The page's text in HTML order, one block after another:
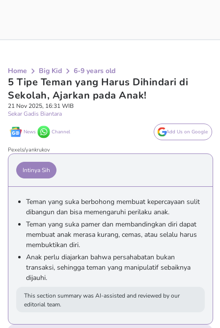
Home Big Kid 6-9 years old
5 Tipe Teman yang Harus Dihindari di
Sekolah, Ajarkan pada Anak!
21 Nov 2025, 16:31 WIB
Sekar Gadis Biantara
News Channel Add Us on Google
Pexels/yankrukov
Intinya Sih
Teman yang suka berbohong membuat kepercayaan sulit
dibangun dan bisa memengaruhi perilaku anak.
Teman yang suka pamer dan membandingkan diri dapat
membuat anak merasa kurang, cemas, atau selalu harus
membuktikan diri.
Anak perlu diajarkan bahwa persahabatan bukan
transaksi, sehingga teman yang manipulatif sebaiknya
dijauhi.
This section summary was AI-assisted and reviewed by our
editorial team.